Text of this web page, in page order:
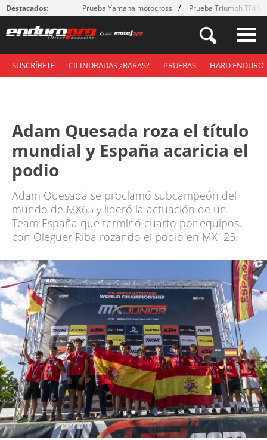
Destacados: Prueba Yamaha motocross Prueba Triumph
SUSCRÍBETE CILINDRADAS ¿RARAS? PRUEBAS HARD ENDURO
Adam Quesada roza el título
mundial y España acaricia el
podio
Adam Quesada se proclamó subcampeón del
mundo de MX65 y lideró la actuación de un
Team España que terminó cuarto por equipos,
con Oleguer Riba rozando el podio en MX125.